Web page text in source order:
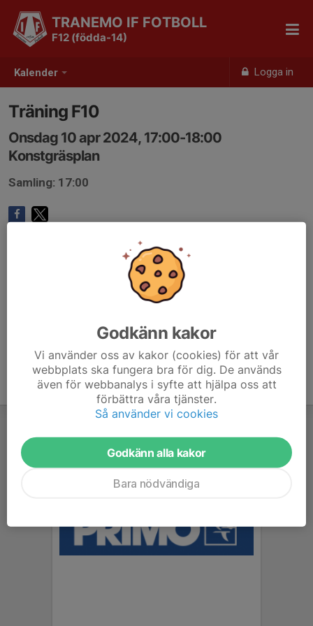
Kalender Logga in
TRANEMO IF FOTBOLL
F12 (födda-14)
Träning F10
Onsdag 10 apr 2024, 17:00-18:00
Konstgräsplan
Samling: 17:00
Godkänn kakor
Vi använder oss av kakor (cookies) för att vår
webbplats ska fungera bra för dig. De används
även för webbanalys i syfte att hjälpa oss att
förbättra våra tjänster.
Så använder vi cookies
Godkänn alla kakor
Bara nödvändiga